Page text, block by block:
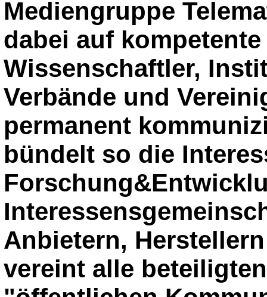
Mediengruppe
dabei auf
Wissenschaftler,
Verbände und
permanent
bündelt so die
Anbietern,
vereint alle